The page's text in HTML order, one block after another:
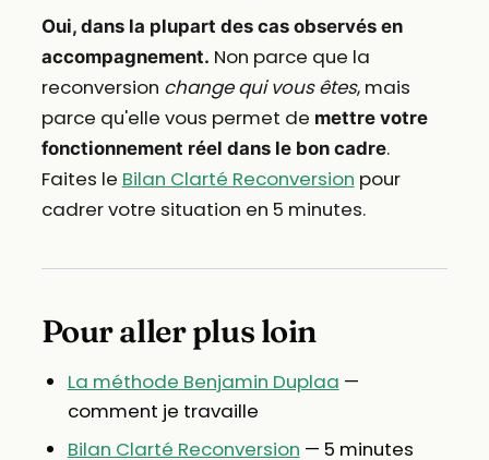
Oui, dans la plupart des cas observés en
accompagnement. Non parce que la
reconversion change qui vous êtes, mais
parce qu'elle vous permet de mettre votre
fonctionnement réel dans le bon cadre.
Faites le Bilan Clarté Reconversion pour
cadrer votre situation en 5 minutes.
Pour aller plus loin
La méthode Benjamin Duplaa —
comment je travaille
Bilan Clarté Reconversion — 5 minutes